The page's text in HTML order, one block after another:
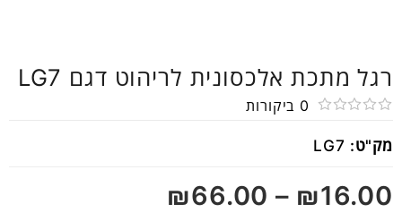
רגל מתכת אלכסונית לריהוט דגם LG7
0
5
0 ביקורות
מק"ט: LG7
₪16.00
–
₪66.00